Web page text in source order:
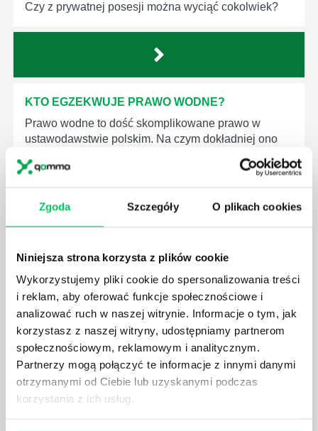
Zgoda Szczegóły O plikach cookies
Niniejsza strona korzysta z plików cookie
Wykorzystujemy pliki cookie do spersonalizowania treści
i reklam, aby oferować funkcje społecznościowe i
analizować ruch w naszej witrynie. Informacje o tym, jak
korzystasz z naszej witryny, udostępniamy partnerom
społecznościowym, reklamowym i analitycznym.
Partnerzy mogą połączyć te informacje z innymi danymi
otrzymanymi od Ciebie lub uzyskanymi podczas
korzystania z ich usług.
Czy z prywatnej posesji można wyciąć cokolwiek?
KTO EGZEKWUJE PRAWO WODNE?
Prawo wodne to dość skomplikowane prawo w
ustawodawstwie polskim. Na czym dokładniej ono
egzekwowanie prawa wodnego? Na te pytania
GDZIE MOŻEMY ZAPOZNAĆ SIĘ Z
WYMAGANIAMI NORM JAKOŚCI WYROBÓW
MEDYCZNYCH?
W związku z ogromnym rozwojem dzisiejszego
społeczeństwa wprowadzane jest coraz więcej reguł,
które mają za zadanie poprawić poszczególne
dziedziny gospodarki. Dzięki nim wszystkie firmy
będą zobowiązane przestrzegać zasad, których